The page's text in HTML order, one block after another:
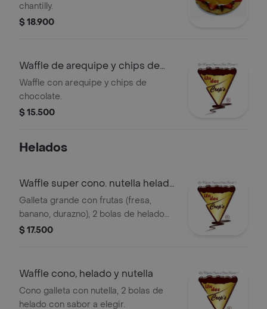
chantilly.
$ 18.900
Waffle de arequipe y chips de
chocolate
Waffle con arequipe y chips de
chocolate.
$ 15.500
Helados
Waffle super cono. nutella helado
y frut
Galleta grande con frutas (fresa,
banano, durazno), 2 bolas de helado
de sabor a elegir y nutella.
$ 17.500
Waffle cono, helado y nutella
Cono galleta con nutella, 2 bolas de
helado con sabor a elegir.